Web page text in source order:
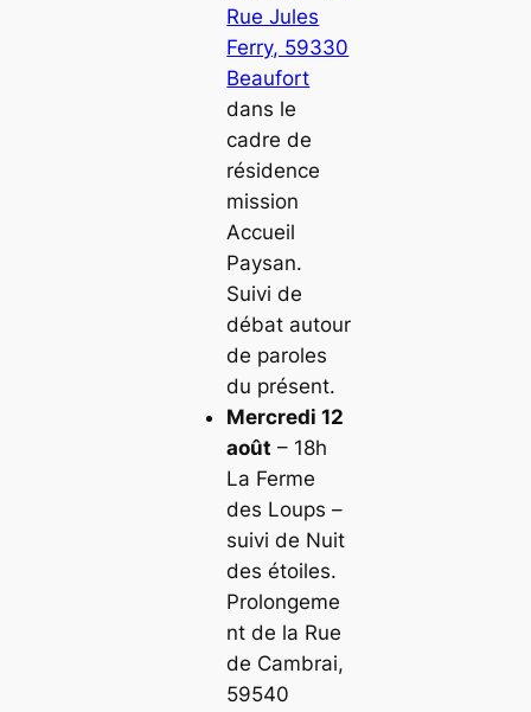
Rue Jules
Ferry, 59330
Beaufort
dans le
cadre de
résidence
mission
Accueil
Paysan.
Suivi de
débat autour
de paroles
du présent.
Mercredi 12
août – 18h
La Ferme
des Loups –
suivi de Nuit
des étoiles.
Prolongeme
nt de la Rue
de Cambrai,
59540